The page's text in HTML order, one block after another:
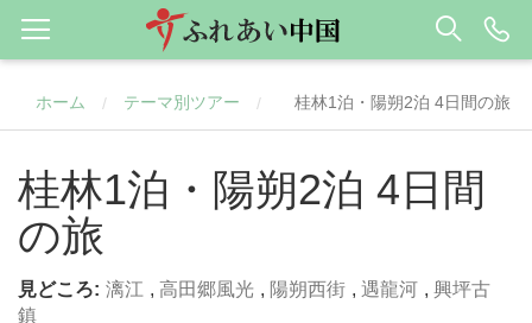
ホーム / テーマ別ツアー / 桂林1泊・陽朔2泊 4日間の旅
桂林1泊・陽朔2泊 4日間
の旅
見どころ: 漓江 , 高田郷風光 , 陽朔西街 , 遇龍河 , 興坪古
鎮